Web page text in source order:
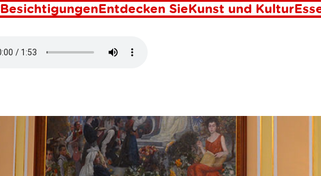
BesichtigungenEntdecken SieKunst und Kultur